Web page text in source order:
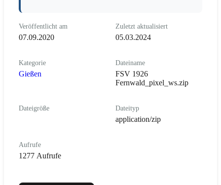
Veröffentlicht am
07.09.2020
Zuletzt aktualisiert
05.03.2024
Kategorie
Gießen
Dateiname
FSV 1926
Fernwald_pixel_ws.zip
Dateigröße Dateityp
application/zip
Aufrufe
1277 Aufrufe